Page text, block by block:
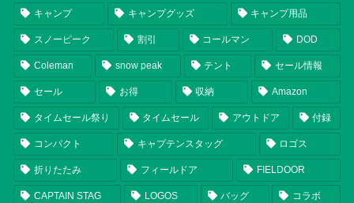
キャンプ キャンプグッズ キャンプ用品
スノーピーク 割引 コールマン DOD
Coleman snow peak テント セール情報
セール お得 収納 Amazon
タイムセール祭り タイムセール アウトドア 付録
コンパクト キャプテンスタッグ ロゴス
折りたたみ フィールドア FIELDOOR
CAPTAIN STAG LOGOS バッグ コラボ